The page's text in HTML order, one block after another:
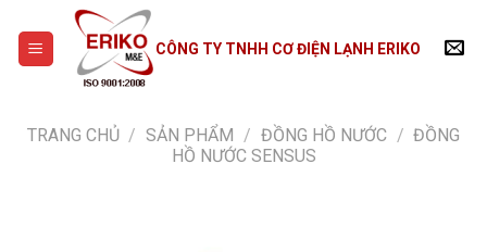
content
CÔNG TY TNHH CƠ ĐIỆN LẠNH ERIKO
TRANG CHỦ / SẢN PHẨM / ĐỒNG HỒ NƯỚC / ĐỒNG
HỒ NƯỚC SENSUS